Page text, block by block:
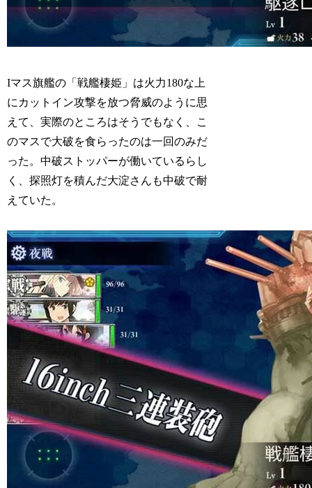
Iマス旗艦の「戦艦棲姫」は火力180な上
にカットイン攻撃を放つ脅威のように思
えて、実際のところはそうでもなく、こ
のマスで大破を食らったのは一回のみだ
った。中破ストッパーが働いているらし
く、探照灯を積んだ大淀さんも中破で耐
えていた。